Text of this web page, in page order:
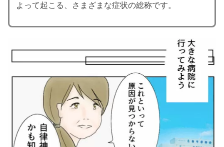
よって起こる、さまざまな症状の総称です。